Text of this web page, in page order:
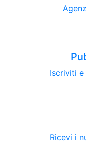
Iscriviti
Ricevi i